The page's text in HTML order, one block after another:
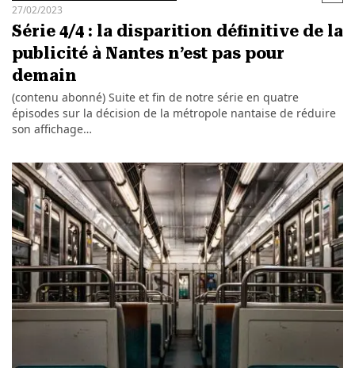
27/02/2023
Série 4/4 : la disparition définitive de la
publicité à Nantes n’est pas pour
demain
(contenu abonné) Suite et fin de notre série en quatre
épisodes sur la décision de la métropole nantaise de réduire
son affichage…